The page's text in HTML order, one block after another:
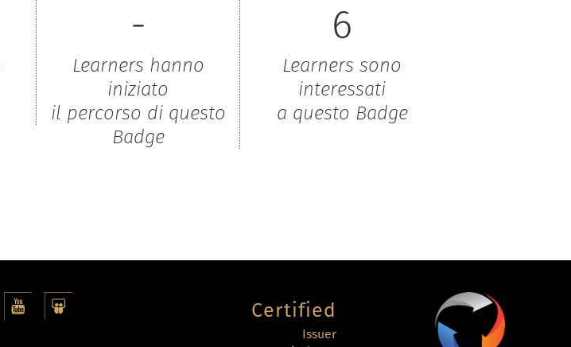
-
Learners hanno
iniziato
il percorso di questo
Badge
6
Learners sono
interessati
a questo Badge
Certified
Issuer